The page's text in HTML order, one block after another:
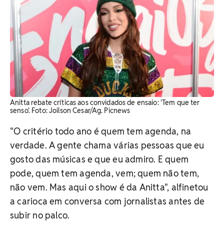
Anitta rebate críticas aos convidados de ensaio: 'Tem que ter
senso'. Foto: Joilson Cesar/Ag. Picnews
"O critério todo ano é quem tem agenda, na
verdade. A gente chama várias pessoas que eu
gosto das músicas e que eu admiro. E quem
pode, quem tem agenda, vem; quem não tem,
não vem. Mas aqui o show é da Anitta", alfinetou
a carioca em conversa com jornalistas antes de
subir no palco.